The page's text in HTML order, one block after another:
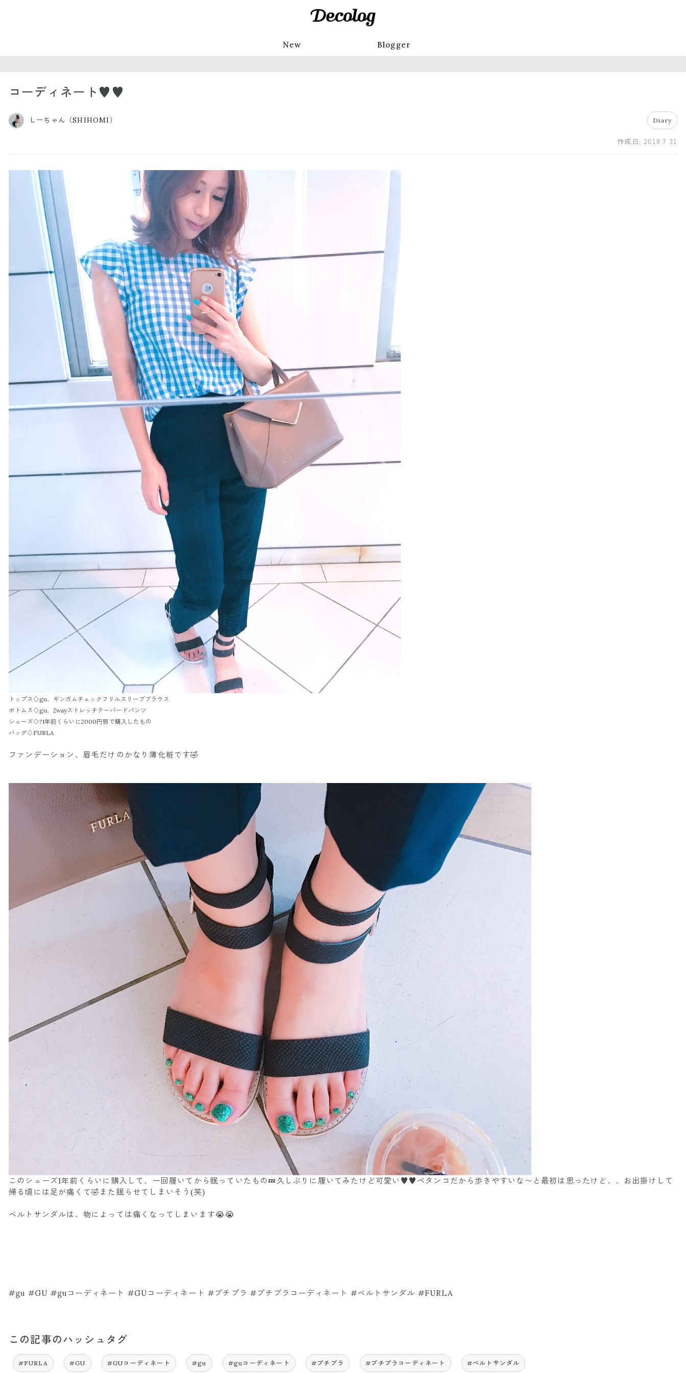
New Blogger
コーディネート♥️♥️
しーちゃん（SHIHOMI） Diary
作成日:2018.7.31
トップス♢gu、ギンガムチェックフリルスリーブブラウス
ボトムス♢gu、2wayストレッチテーパードパンツ
シューズ♢?1年前くらいに2000円弱で購入したもの
バッグ♢FURLA
ファンデーション、眉毛だけのかなり薄化粧です🤣
このシューズ1年前くらいに購入して、一回履いてから眠っていたもの💤久しぶりに履いてみたけど可愛い♥️♥️ペタンコだから歩きやすいな〜と最初は思ったけど、、お出掛けして
帰る頃には足が痛くて🤣また眠らせてしまいそう(笑)
ベルトサンダルは、物によっては痛くなってしまいます😭😭
#gu #GU #guコーディネート #GUコーディネート #プチプラ #プチプラコーディネート #ベルトサンダル #FURLA
この記事のハッシュタグ
#FURLA #GU #GUコーディネート #gu #guコーディネート #プチプラ #プチプラコーディネート #ベルトサンダル